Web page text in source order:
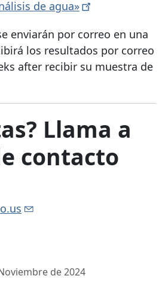
de agua»
enviarán por correo en una
los resultados por correo
after recibir su muestra de
Llama a
contacto
de 2024